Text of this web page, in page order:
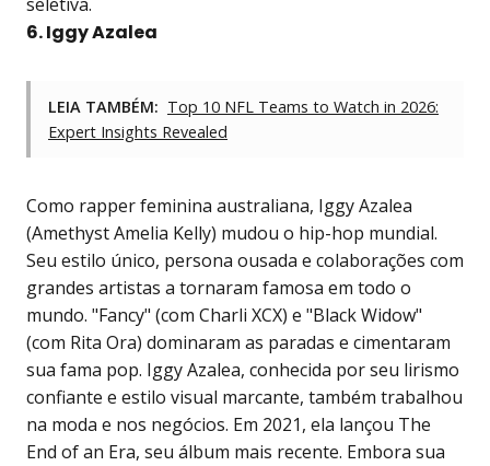
6. Iggy Azalea
LEIA TAMBÉM: Top 10 NFL Teams to Watch in 2026:
Expert Insights Revealed
Como rapper feminina australiana, Iggy Azalea
(Amethyst Amelia Kelly) mudou o hip-hop mundial.
Seu estilo único, persona ousada e colaborações com
grandes artistas a tornaram famosa em todo o
mundo. "Fancy" (com Charli XCX) e "Black Widow"
(com Rita Ora) dominaram as paradas e cimentaram
sua fama pop. Iggy Azalea, conhecida por seu lirismo
confiante e estilo visual marcante, também trabalhou
na moda e nos negócios. Em 2021, ela lançou The
End of an Era, seu álbum mais recente. Embora sua